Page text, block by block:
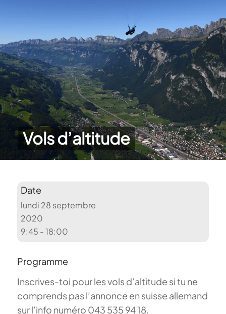
Vols d’altitude
Date
lundi 28 septembre
2020
9:45 - 18:00
Programme
Inscrives-toi pour les vols d’altitude si tu ne
comprends pas l’annonce en suisse allemand
sur l’info numéro 043 535 94 18.